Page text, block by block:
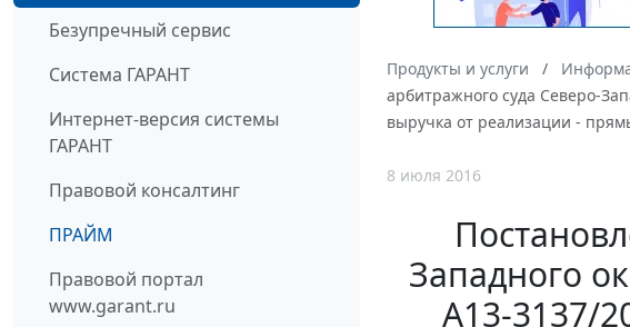
Безупречный сервис
Система ГАРАНТ
Интернет-версия системы
ГАРАНТ
Правовой консалтинг
ПРАЙМ
Правовой портал
www.garant.ru
Продукты и услуги
арбитражного суда Северо-
выручка от реализации -
8 июля 2016
Западного
А13-3137/